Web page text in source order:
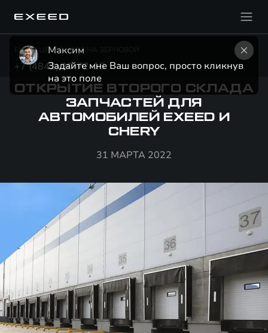
EXEED ЦЕНТР КОРС НА ЗЕРНОВОЙ
+7 (4842) 20-72-15
ОТКРЫТИЕ ВТОРОГО СКЛАДА
ЗАПЧАСТЕЙ ДЛЯ
АВТОМОБИЛЕЙ EXEED И
CHERY
31 МАРТА 2022
Максим
Задайте мне Ваш вопрос, просто кликнув
на это поле